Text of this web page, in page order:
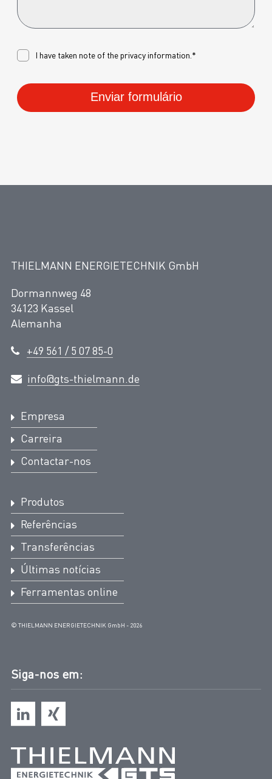
I have taken note of theprivacyinformation.*
Enviar formulário
THIELMANN ENERGIETECHNIK GmbH
Dormannweg 48
34123 Kassel
Alemanha
+49 561 / 5 07 85-0
info@gts-thielmann.de
Empresa
Carreira
Contactar-nos
Produtos
Referências
Transferências
Últimas notícias
Ferramentas online
© THIELMANN ENERGIETECHNIK GmbH - 2026
Siga-nos em: